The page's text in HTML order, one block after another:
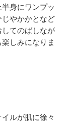
身にワンプッ
やかかとなど
てのばしなが
しみになりま
ルが肌に徐々